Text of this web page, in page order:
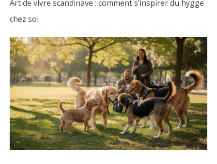
Art de vivre scandinave : comment s’inspirer du hygge
chez soi